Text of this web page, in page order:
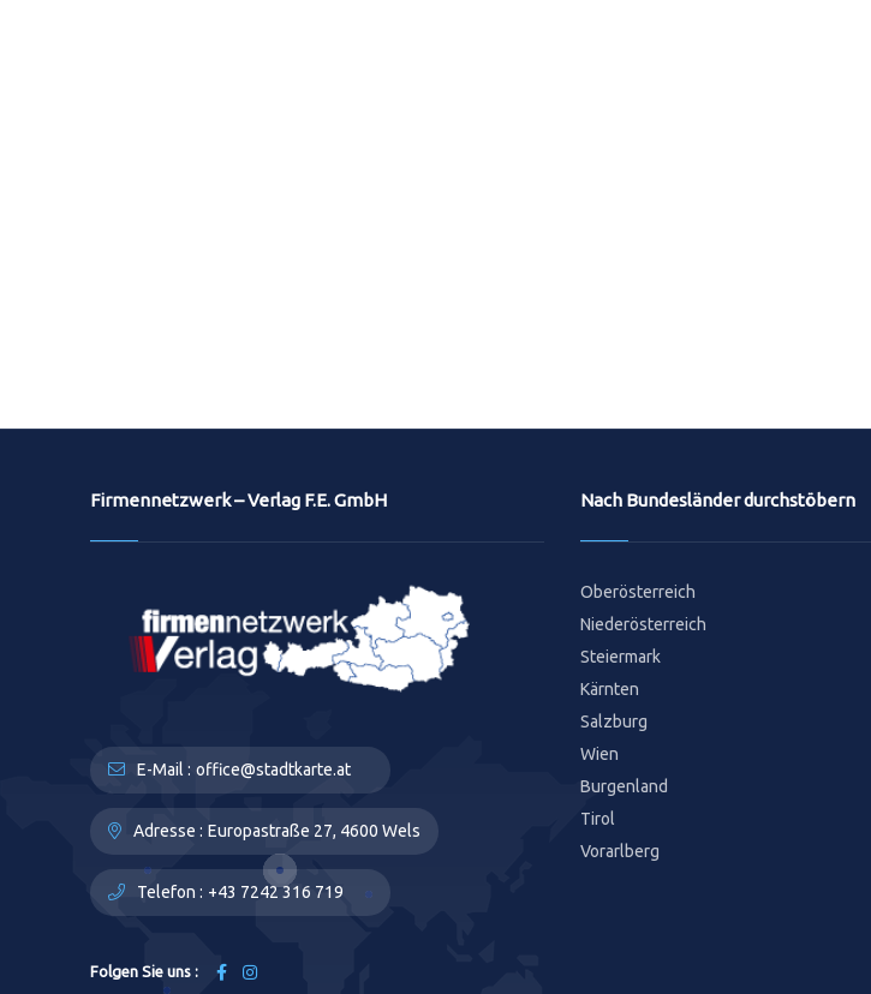
Firmennetzwerk – Verlag F.E. GmbH
E-Mail : office@stadtkarte.at
Adresse : Europastraße 27, 4600 Wels
Telefon : +43 7242 316 719
Folgen Sie uns :
Nach Bundesländer durchstöbern
Oberösterreich
Niederösterreich
Steiermark
Kärnten
Salzburg
Wien
Burgenland
Tirol
Vorarlberg